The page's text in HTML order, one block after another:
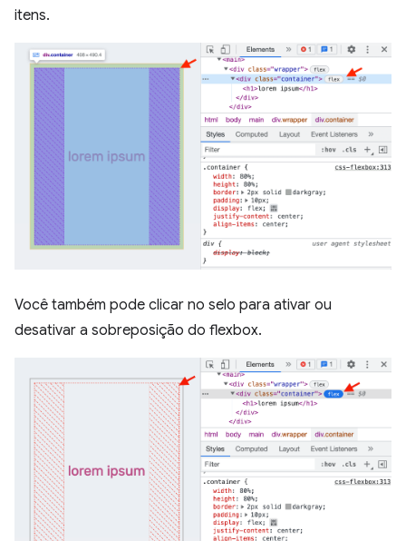
itens.
Você também pode clicar no selo para ativar ou
desativar a sobreposição do flexbox.